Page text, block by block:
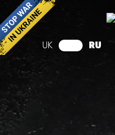
UK RU